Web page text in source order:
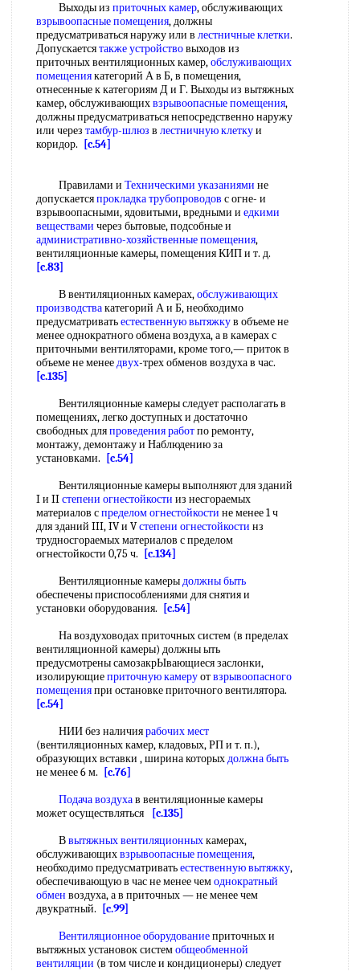
Выходы из приточных камер, обслуживающих
взрывоопасные помещения, должны
предусматриваться наружу или в лестничные клетки.
Допускаетсятакже устройствовыходов из
приточных вентиляционных камер,обслуживающих
помещениякатегорий А в Б, в помещения,
отнесенные к категориям Д и Г. Выходы из вытяжных
камер, обслуживающихвзрывоопасные помещения,
должны предусматриваться непосредственно наружу
или через тамбур-шлюз в лестничную клеткуи
коридор.
[c.54]
Правилами и Техническими указаниями не
допускаетсяпрокладка трубопроводов с огне- и
взрывоопасными, ядовитыми, вредными и едкими
веществами через бытовые, подсобные и
административно-хозяйственные помещения,
вентиляционные камеры, помещения КИП и т. д.
[c.83]
В вентиляционных камерах,обслуживающих
производствакатегорий А и Б, необходимо
предусматриватьестественную вытяжкув объеме не
менее однократного обмена воздуха, а в камерах с
приточными вентиляторами, кроме того,— приток в
объеме не менеедвух-трех обменов воздуха в час.
[c.135]
Вентиляционные камеры следует располагать в
помещениях, легко доступных и достаточно
свободных дляпроведения работпо ремонту,
монтажу, демонтажу и Наблюдению за
установками.
[c.54]
Вентиляционные камеры выполняют для зданий
I и IIстепени огнестойкости из несгораемых
материалов спределом огнестойкости не менее 1 ч
для зданий III, IV и Vстепени огнестойкости нз
трудносгораемых материалов с пределом
огнестойкости 0,75 ч.
[c.134]
Вентиляционные камерыдолжны быть
обеспечены приспособлениями для снятия и
установки оборудования.
[c.54]
На воздуховодах приточных систем (в пределах
вентиляционной камеры) должны ыть
предусмотрены самозакрЫвающиеся заслонки,
изолирующиеприточную камеруотвзрывоопасного
помещенияпри остановке приточного вентилятора.
[c.54]
НИИ без наличиярабочих мест
(вентиляционных камер, кладовых, РП и т. п.),
образующих вставки , ширина которыхдолжна быть
не менее 6 м.
[c.76]
Подача воздухав вентиляционные камеры
может осуществляться
[c.135]
Ввытяжных вентиляционныхкамерах,
обслуживающихвзрывоопасные помещения,
необходимо предусматриватьестественную вытяжку,
обеспечивающую в час не менее чемоднократный
обмен воздуха, а в приточных — не менее чем
двукратный.
[c.99]
Вентиляционное оборудованиеприточных и
вытяжных установок системобщеобменной
вентиляции (в том числе и кондиционеры) следует